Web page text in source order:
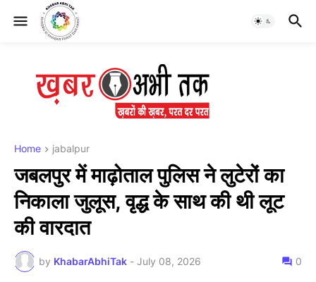
Home jabalpur
जबलपुर में माढ़ोताल पुलिस ने लुटेरों का
निकाला जुलूस, वृद्ध के साथ की थी लूट
की वारदात
by KhabarAbhiTak - July 08, 2026 0